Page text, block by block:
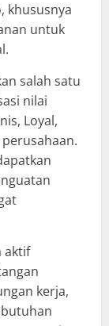
khususnya
untuk
salah satu
nilai
Loyal,
aktif
kerja,